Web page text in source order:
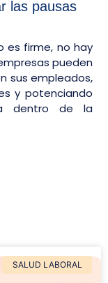
las pausas
es firme, no hay
pueden
sus empleados,
y potenciando
dentro de la
SALUD LABORAL